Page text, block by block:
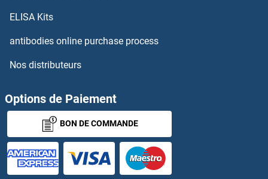
ELISA Kits
antibodies online purchase process
Nos distributeurs
Options de Paiement
BON DE COMMANDE